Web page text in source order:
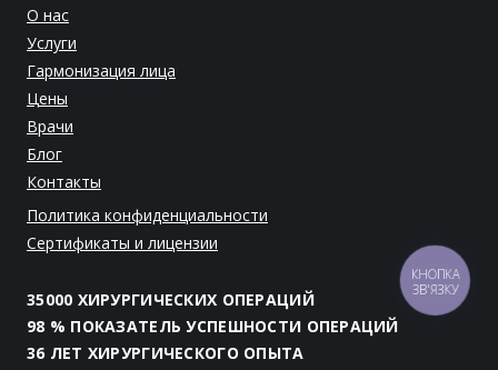
О нас
Услуги
Гармонизация лица
Цены
Врачи
Блог
Контакты
Политика конфиденциальности
Сертификаты и лицензии
35000 ХИРУРГИЧЕСКИХ ОПЕРАЦИЙ
98 % ПОКАЗАТЕЛЬ УСПЕШНОСТИ ОПЕРАЦИЙ
36 ЛЕТ ХИРУРГИЧЕСКОГО ОПЫТА
КНОПКА
ЗВ'ЯЗКУ